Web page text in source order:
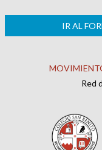
IR AL
Red